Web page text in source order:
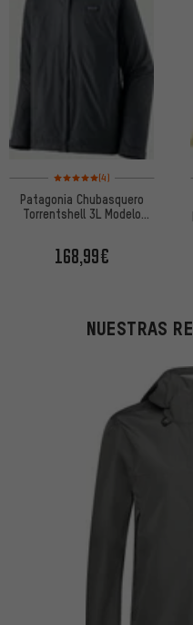
Valoración media: 5 de 5
(4)
Patagonia Chubasquero
Torrentshell 3L Modelo
168,99€
NUESTRAS